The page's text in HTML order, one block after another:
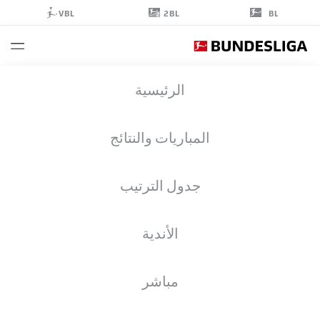
BL
2BL
VBL
الرئيسية
المباريات والنتائج
جدول الترتيب
الأندية
مباشر